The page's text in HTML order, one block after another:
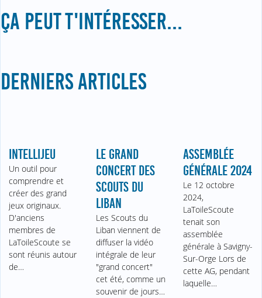
ÇA PEUT T'INTÉRESSER...
DERNIERS ARTICLES
INTELLIJEU
Un outil pour
comprendre et
créer des grand
jeux originaux.
D'anciens
membres de
LaToileScoute se
sont réunis autour
de…
LE GRAND
CONCERT DES
SCOUTS DU
LIBAN
Les Scouts du
Liban viennent de
diffuser la vidéo
intégrale de leur
"grand concert"
cet été, comme un
souvenir de jours…
ASSEMBLÉE
GÉNÉRALE 2024
Le 12 octobre
2024,
LaToileScoute
tenait son
assemblée
générale à Savigny-
Sur-Orge Lors de
cette AG, pendant
laquelle…